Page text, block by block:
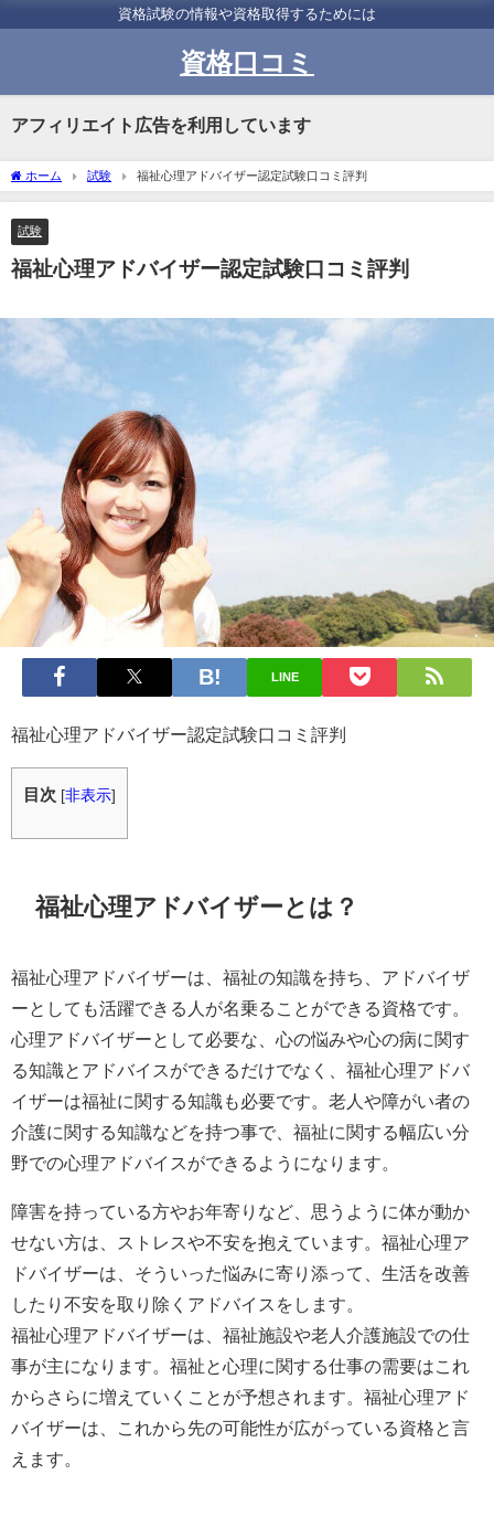
資格試験の情報や資格取得するためには
資格口コミ
アフィリエイト広告を利用しています
ホーム 試験 福祉心理アドバイザー認定試験口コミ評判
試験
福祉心理アドバイザー認定試験口コミ評判
LINE
福祉心理アドバイザー認定試験口コミ評判
目次 [非表示]
福祉心理アドバイザーとは？
福祉心理アドバイザーは、福祉の知識を持ち、アドバイザ
ーとしても活躍できる人が名乗ることができる資格です。
心理アドバイザーとして必要な、心の悩みや心の病に関す
る知識とアドバイスができるだけでなく、福祉心理アドバ
イザーは福祉に関する知識も必要です。老人や障がい者の
介護に関する知識などを持つ事で、福祉に関する幅広い分
野での心理アドバイスができるようになります。
障害を持っている方やお年寄りなど、思うように体が動か
せない方は、ストレスや不安を抱えています。福祉心理ア
ドバイザーは、そういった悩みに寄り添って、生活を改善
したり不安を取り除くアドバイスをします。
福祉心理アドバイザーは、福祉施設や老人介護施設での仕
事が主になります。福祉と心理に関する仕事の需要はこれ
からさらに増えていくことが予想されます。福祉心理アド
バイザーは、これから先の可能性が広がっている資格と言
えます。